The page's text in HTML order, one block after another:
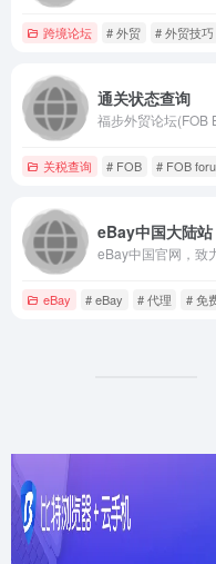
跨境论坛 # 外贸 # 外贸技巧
通关状态查询
关税查询 # FOB # FOB
eBay中国大陆站
eBay # eBay # 代理 # 免